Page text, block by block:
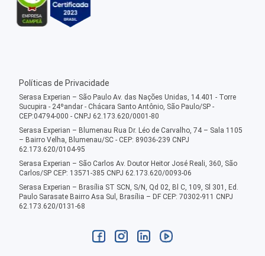
Políticas de Privacidade
Serasa Experian – São Paulo Av. das Nações Unidas, 14.401 - Torre
Sucupira - 24ºandar - Chácara Santo Antônio, São Paulo/SP -
CEP:04794-000 - CNPJ 62.173.620/0001-80
Serasa Experian – Blumenau Rua Dr. Léo de Carvalho, 74 – Sala 1105
– Bairro Velha, Blumenau/SC - CEP: 89036-239 CNPJ
62.173.620/0104-95
Serasa Experian – São Carlos Av. Doutor Heitor José Reali, 360, São
Carlos/SP CEP: 13571-385 CNPJ 62.173.620/0093-06
Serasa Experian – Brasília ST SCN, S/N, Qd 02, Bl C, 109, Sl 301, Ed.
Paulo Sarasate Bairro Asa Sul, Brasília – DF CEP: 70302-911 CNPJ
62.173.620/0131-68